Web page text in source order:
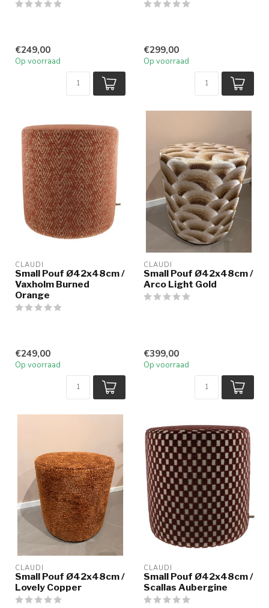
€249,00
Op voorraad
€299,00
Op voorraad
CLAUDI
Small Pouf Ø42x48cm /
Vaxholm Burned
Orange
€249,00
Op voorraad
CLAUDI
Small Pouf Ø42x48cm /
Arco Light Gold
€399,00
Op voorraad
CLAUDI
Small Pouf Ø42x48cm /
Lovely Copper
CLAUDI
Small Pouf Ø42x48cm /
Scallas Aubergine